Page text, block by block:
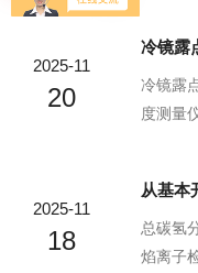
2025-11
20
冷镜露
冷镜露
度测量
心优势
漂移补
实验室
2025-11
18
从基本
总碳氢
焰离子